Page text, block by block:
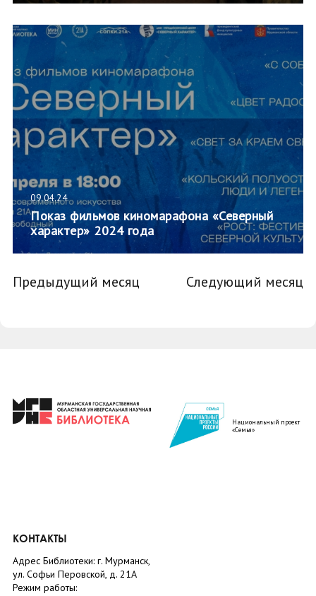
09.04.24
Показ фильмов киномарафона «Северный
характер» 2024 года
Предыдущий месяц Следующий месяц
Национальный проект
«Семья»
КОНТАКТЫ
Адрес Библиотеки: г. Мурманск,
ул. Софьи Перовской, д. 21А
Режим работы: